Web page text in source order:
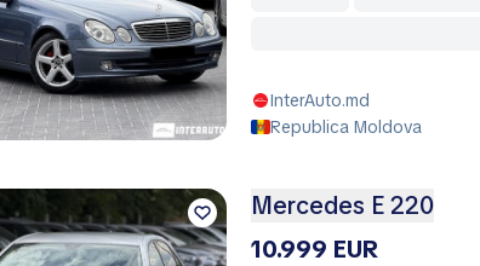
InterAuto.md
Republica Moldova
Mercedes E 220
10.999 EUR